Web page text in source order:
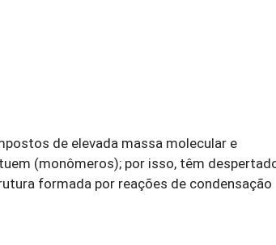
de elevada massa molecular e
(monômeros); por isso, têm
formada por reações de condensação